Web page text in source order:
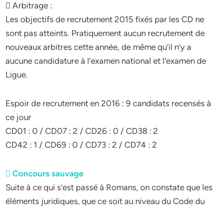
 Arbitrage :
Les objectifs de recrutement 2015 fixés par les CD ne
sont pas atteints. Pratiquement aucun recrutement de
nouveaux arbitres cette année, de même qu’il n’y a
aucune candidature à l’examen national et l’examen de
Ligue.
Espoir de recrutement en 2016 : 9 candidats recensés à
ce jour
CD01 : 0 / CD07 : 2 / CD26 : 0 / CD38 : 2
CD42 : 1 / CD69 : 0 / CD73 : 2 / CD74 : 2
 Concours sauvage
Suite à ce qui s’est passé à Romans, on constate que les
éléments juridiques, que ce soit au niveau du Code du